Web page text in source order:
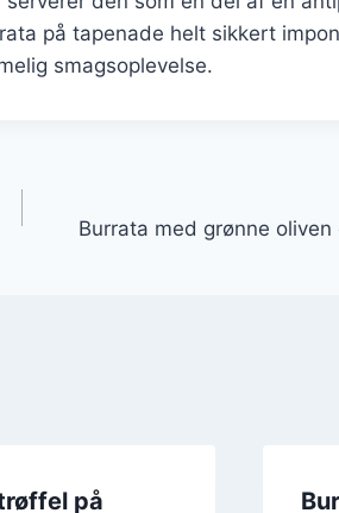
på tapenade helt sikkert
smagsoplevelse.
Burrata med grønne
på